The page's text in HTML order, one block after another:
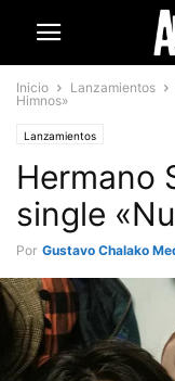
Inicio Lanzamientos
Himnos»
Lanzamientos
Hermano
single
Por Gustavo Chalako